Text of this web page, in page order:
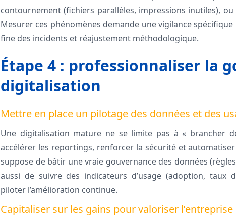
contournement (fichiers parallèles, impressions inutiles),
Mesurer ces phénomènes demande une vigilance
fine des incidents et réajustement méthodologique.
Étape 4 : professionnaliser la
digitalisation
Mettre en place un pilotage des données et des
Une digitalisation mature ne se limite pas à « brancher
accélérer les reportings, renforcer la sécurité et
suppose de bâtir une vraie gouvernance des données
aussi de suivre des indicateurs d’usage (adoption, taux
piloter l’amélioration continue.
Capitaliser sur les gains pour valoriser l’entreprise